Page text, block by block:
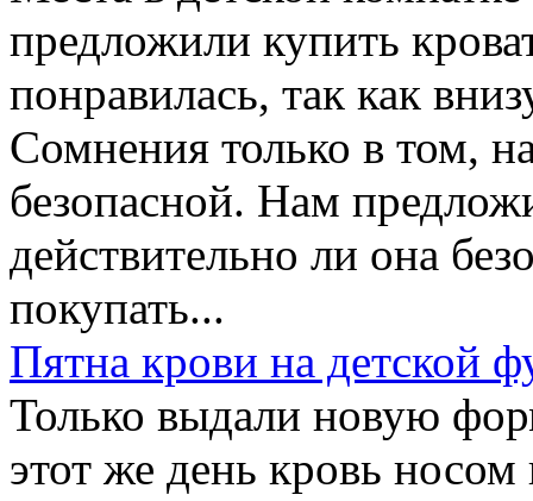
предложили купить
понравилась, так как
Сомнения только в том,
безопасной. Нам
действительно ли она
покупать...
Пятна крови на детской
Только выдали новую
этот же день кровь